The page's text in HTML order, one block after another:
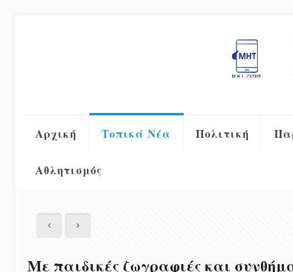
Αρχική Τοπικά Νέα Πολιτική
Αθλητισμός
Με παιδικές ζωγραφιές και